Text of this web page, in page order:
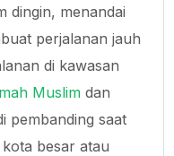
dingin, menandai
perjalanan jauh
di kawasan
Muslim dan
pembanding saat
besar atau